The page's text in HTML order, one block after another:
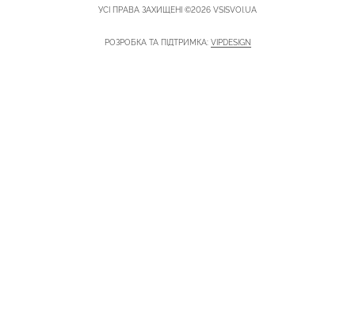
УСІ ПРАВА ЗАХИЩЕНІ ©2026 VSISVOI.UA
РОЗРОБКА ТА ПІДТРИМКА: VIPDESIGN